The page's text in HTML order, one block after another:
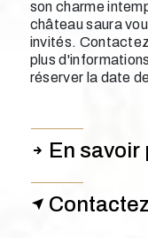
son charme
château saura
invités.
plus
réserver la date
En savoir